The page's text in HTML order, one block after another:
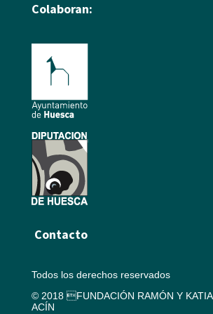
Colaboran:
Contacto
Todos los derechos reservados
© 2018 FUNDACIÓN RAMÓN Y KATIA
ACÍN